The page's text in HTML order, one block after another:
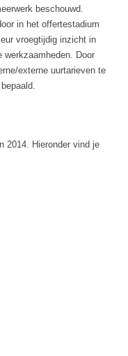
beschouwd.
in het offertestadium
vroegtijdig inzicht in
werkzaamheden. Door
externe uurtarieven te
2014. Hieronder vind je